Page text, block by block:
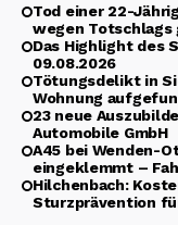
Tod einer 22-
wegen Totschlags
Das Highlight des
09.08.2026
Tötungsdelikt in
Wohnung
23 neue
Automobile GmbH
A45 bei Wenden-
eingeklemmt –
Hilchenbach:
Sturzprävention